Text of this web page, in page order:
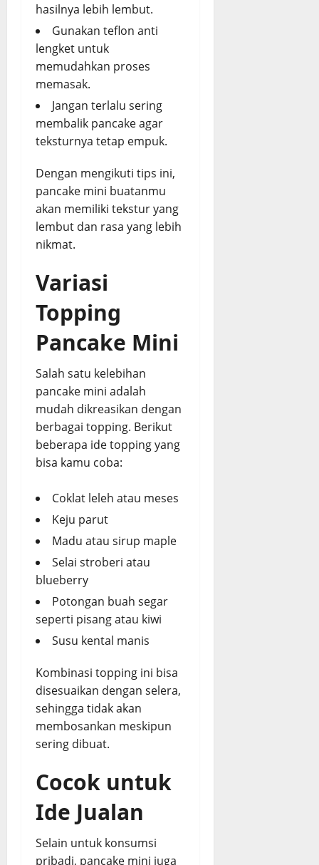
hasilnya lebih lembut.
Gunakan teflon anti
lengket untuk
memudahkan proses
memasak.
Jangan terlalu sering
membalik pancake agar
teksturnya tetap empuk.
Dengan mengikuti tips ini,
pancake mini buatanmu
akan memiliki tekstur yang
lembut dan rasa yang lebih
nikmat.
Variasi
Topping
Pancake Mini
Salah satu kelebihan
pancake mini adalah
mudah dikreasikan dengan
berbagai topping. Berikut
beberapa ide topping yang
bisa kamu coba:
Coklat leleh atau meses
Keju parut
Madu atau sirup maple
Selai stroberi atau
blueberry
Potongan buah segar
seperti pisang atau kiwi
Susu kental manis
Kombinasi topping ini bisa
disesuaikan dengan selera,
sehingga tidak akan
membosankan meskipun
sering dibuat.
Cocok untuk
Ide Jualan
Selain untuk konsumsi
pribadi, pancake mini juga